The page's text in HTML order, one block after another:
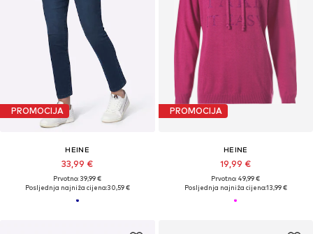
PROMOCIJA
HEINE
33,99 €
Prvotno: 39,99 €
Posljednja najniža cijena:30,59 €
PROMOCIJA
HEINE
19,99 €
Prvotno: 49,99 €
Posljednja najniža cijena:13,99 €